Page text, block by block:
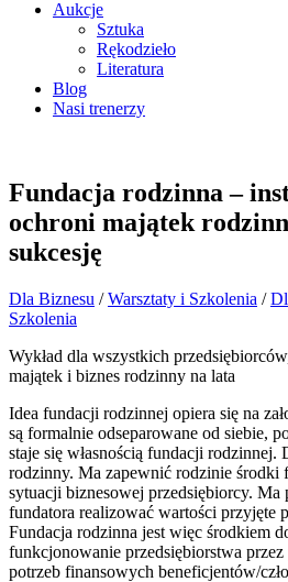
Aukcje
Sztuka
Rękodzieło
Literatura
Blog
Nasi trenerzy
Fundacja rodzinna –
ochroni majątek
sukcesję
Dla Biznesu /Warsztaty i Szkolenia /
Szkolenia
Wykład dla wszystkich
majątek i biznes rodzinny na lata
Idea fundacji rodzinnej opiera się na
są formalnie odseparowane od siebie,
staje się własnością fundacji rodzinnej.
rodzinny. Ma zapewnić rodzinie środki
sytuacji biznesowej przedsiębiorcy.
fundatora realizować wartości przyjęte
Fundacja rodzinna jest więc środkiem
funkcjonowanie przedsiębiorstwa
potrzeb finansowych beneficjentów/